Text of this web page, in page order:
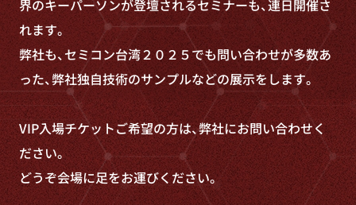
界のキーパーソンが登壇されるセミナーも、連日開催さ
れます。
弊社も、セミコン台湾２０２５でも問い合わせが多数あ
った、弊社独自技術のサンプルなどの展示をします。
VIP入場チケットご希望の方は、弊社にお問い合わせく
ださい。
どうぞ会場に足をお運びください。